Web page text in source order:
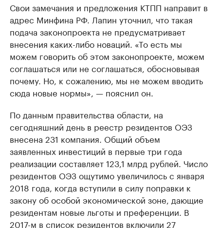
Свои замечания и предложения КТПП направит в
адрес Минфина РФ. Лапин уточнил, что такая
подача законопроекта не предусматривает
внесения каких-либо новаций. «То есть мы
можем говорить об этом законопроекте, можем
соглашаться или не соглашаться, обосновывая
почему. Но, к сожалению, мы не можем вводить
сюда новые нормы», — пояснил он.
По данным правительства области, на
сегодняшний день в реестр резидентов ОЭЗ
внесена 231 компания. Общий объем
заявленных инвестиций в первые три года
реализации составляет 123,1 млрд рублей. Число
резидентов ОЭЗ ощутимо увеличилось с января
2018 года, когда вступили в силу поправки к
закону об особой экономической зоне, дающие
резидентам новые льготы и преференции. В
2017-м в список резидентов включили 27